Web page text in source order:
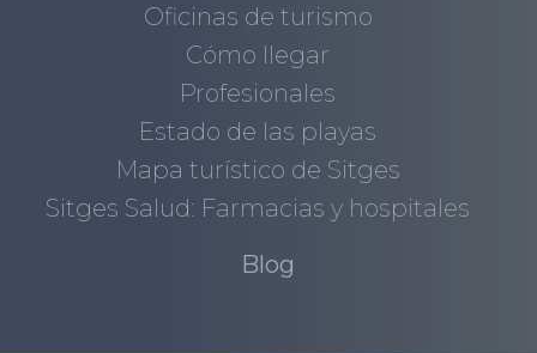
Oficinas de turismo
Cómo llegar
Profesionales
Estado de las playas
Mapa turístico de Sitges
Sitges Salud: Farmacias y hospitales
Blog